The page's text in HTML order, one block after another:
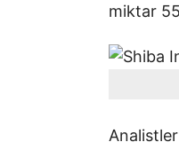
miktar